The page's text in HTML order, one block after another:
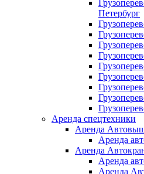
Петербург
Аренда спецтехники
Аренда
Аренда
Аренда
Аренда
Аренда